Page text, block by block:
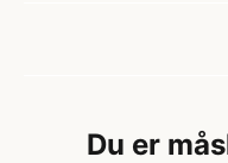
Du er